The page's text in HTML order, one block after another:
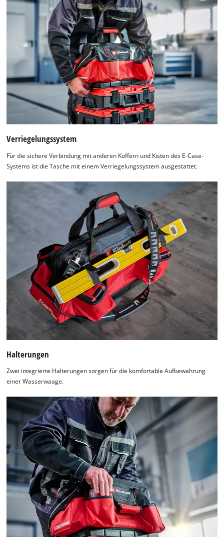
Verriegelungssystem
Für die sichere Verbindung mit anderen Koffern und Kisten des E-Case-
Systems ist die Tasche mit einem Verriegelungssystem ausgestattet.
Halterungen
Zwei integrierte Halterungen sorgen für die komfortable Aufbewahrung
einer Wasserwaage.